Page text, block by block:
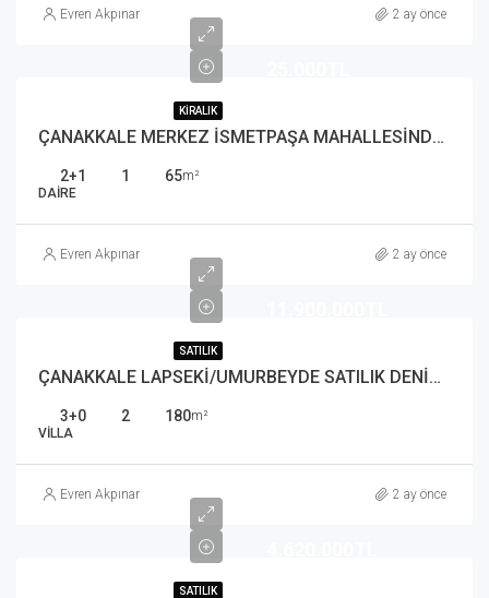
Evren Akpınar 2 ay önce
KIRALIK
ÇANAKKALE MERKEZ İSMETPAŞA MAHALLESİNDE KİRALIK 2+1 DAİRE
2+1 1 65m²
DAIRE
Evren Akpınar 2 ay önce
SATILIK
ÇANAKKALE LAPSEKİ/UMURBEYDE SATILIK DENİZ MANZARALI 3+1 VİLLA
3+0 2 180m²
VILLA
Evren Akpınar 2 ay önce
SATILIK